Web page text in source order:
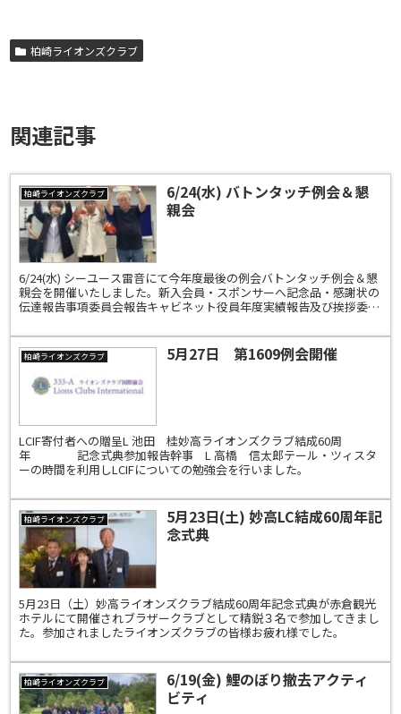
柏崎ライオンズクラブ
関連記事
柏崎ライオンズクラブ
6/24(水) バトンタッチ例会＆懇
親会
6/24(水) シーユース雷音にて今年度最後の例会バトンタッチ例会＆懇
親会を開催いたしました。新入会員・スポンサーへ記念品・感謝状の
伝達報告事項委員会報告キャビネット役員年度実績報告及び挨拶委員
柏崎ライオンズクラブ 5月27日 第1609例会開催
LCIF寄付者への贈呈L 池田 桂妙高ライオンズクラブ結成60周
年 記念式典参加報告幹事 L 高橋 信太郎テール・ツィスタ
ーの時間を利用しLCIFについての勉強会を行いました。
柏崎ライオンズクラブ
5月23日(土) 妙高LC結成60周年記
念式典
5月23日（土）妙高ライオンズクラブ結成60周年記念式典が赤倉観光
ホテルにて開催されブラザークラブとして精鋭３名で参加してきまし
た。参加されましたライオンズクラブの皆様お疲れ様でした。
柏崎ライオンズクラブ
6/19(金) 鯉のぼり撤去アクティ
ビティ